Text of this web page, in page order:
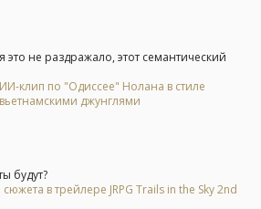
это не раздражало, этот семантический
клип по "Одиссее" Нолана в стиле
джунглями
будут?
в трейлере JRPG Trails in the Sky 2nd